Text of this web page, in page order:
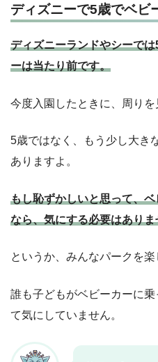
ディズニーで5歳でベビ
ディズニーランドやシーで
ーは当たり前です。
今度入園したときに、周りを
5歳ではなく、もう少し大き
ありますよ。
もし恥ずかしいと思って、
なら、気にする必要はありま
というか、みんなパークを楽
誰も子どもがベビーカーに
て気にしていません。